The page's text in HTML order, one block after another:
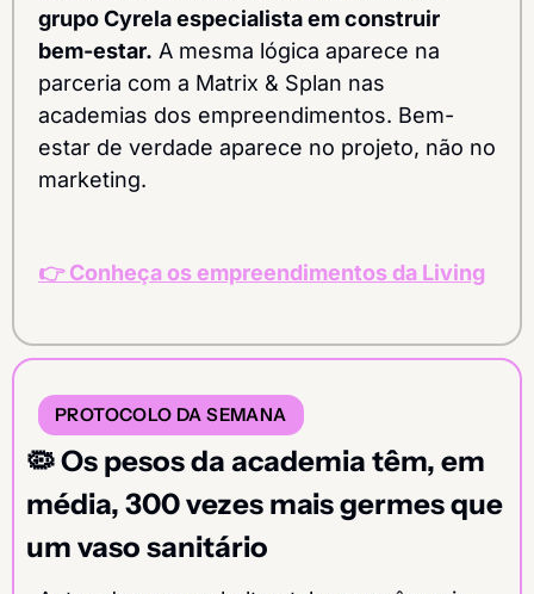
grupo Cyrela especialista em construir
bem-estar. A mesma lógica aparece na
parceria com a Matrix & Splan nas
academias dos empreendimentos. Bem-
estar de verdade aparece no projeto, não no
marketing.
👉 Conheça os empreendimentos da Living
PROTOCOLO DA SEMANA
🦠 Os pesos da academia têm, em
média, 300 vezes mais germes que
um vaso sanitário